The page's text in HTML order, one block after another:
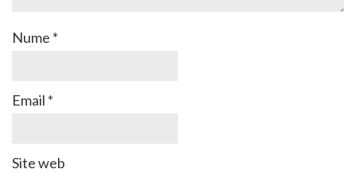
Nume *
Email *
Site web